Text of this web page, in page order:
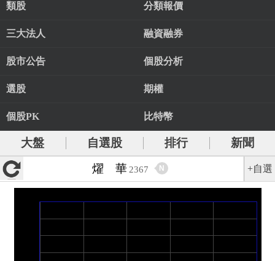
類股 分類報價
三大法人 融資融券
股市公告 個股分析
選股 期權
個股PK 比特幣
大盤 自選股 排行
新聞
燿 華 2367 N +自選